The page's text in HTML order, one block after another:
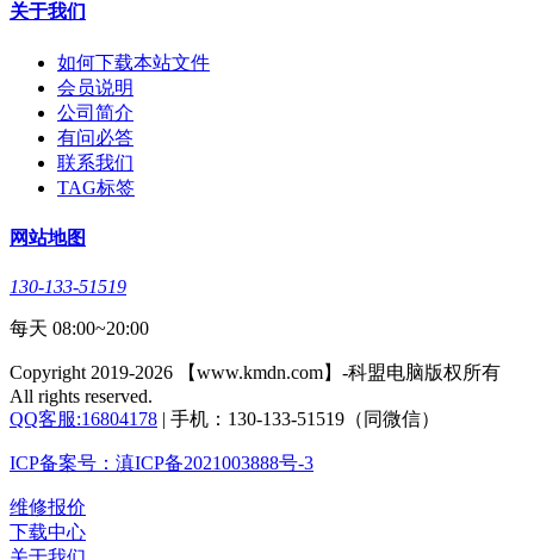
关于我们
如何下载本站文件
会员说明
公司简介
有问必答
联系我们
TAG标签
网站地图
130-133-51519
每天 08:00~20:00
Copyright 2019-2026 【www.kmdn.com】-科盟电脑版权所有
All rights reserved.
QQ客服:16804178 | 手机：130-133-51519（同微信）
ICP备案号：滇ICP备2021003888号-3
维修报价
下载中心